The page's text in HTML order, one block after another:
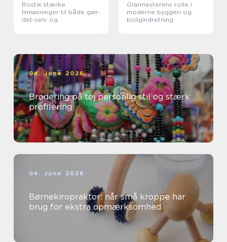
Bostik stærke
limløsninger til både gør-
det-selv og
Glarmesterens rolle i
moderne byggeri og
boligindretning
04. June 2026
Brodering på tøj personlig stil og stærk
profilering
04. June 2026
Børnekiropraktor: når små kroppe har
brug for ekstra opmærksomhed